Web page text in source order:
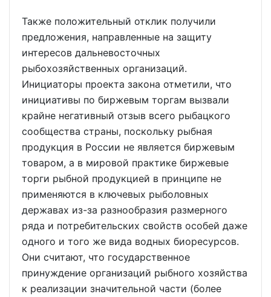
Также положительный отклик получили
предложения, направленные на защиту
интересов дальневосточных
рыбохозяйственных организаций.
Инициаторы проекта закона отметили, что
инициативы по биржевым торгам вызвали
крайне негативный отзыв всего рыбацкого
сообщества страны, поскольку рыбная
продукция в России не является биржевым
товаром, а в мировой практике биржевые
торги рыбной продукцией в принципе не
применяются в ключевых рыболовных
державах из-за разнообразия размерного
ряда и потребительских свойств особей даже
одного и того же вида водных биоресурсов.
Они считают, что государственное
принуждение организаций рыбного хозяйства
к реализации значительной части (более